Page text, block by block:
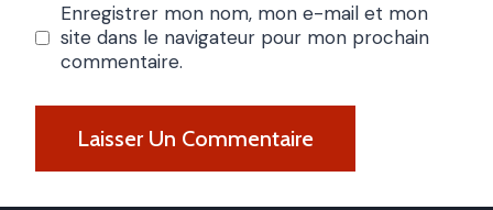
Enregistrer mon nom, mon e-mail et mon
site dans le navigateur pour mon prochain
commentaire.